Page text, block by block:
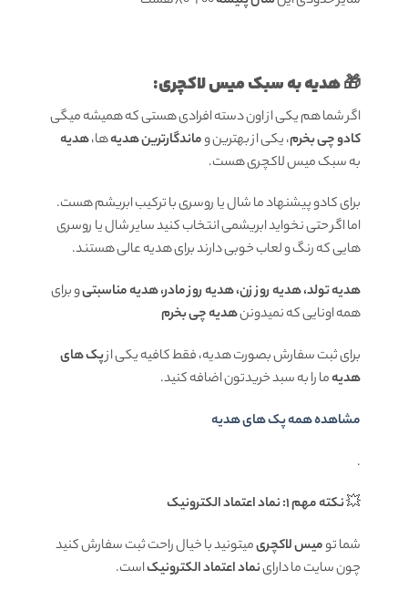
🎁 هدیه به سبک میس لاکچری:
اگر شما هم یکی از اون دسته افرادی هستی که همیشه میگی
کادو چی بخرم، یکی از بهترین وماندگارترین هدیهها،هدیه
به سبک میس لاکچری هست.
برای کادو پیشنهاد ما شال یا روسری با ترکیب ابریشم هست.
اما اگر حتی نخواید ابریشمی انتخاب کنید سایر شال یا روسری
هایی که رنگ و لعاب خوبی دارند برای هدیه عالی هستند.
هدیه تولد، هدیه روز زن، هدیه روز مادر، هدیه مناسبتیو برای
همه اونایی که نمیدوننهدیه چی بخرم
برای ثبت سفارش بصورت هدیه، فقط کافیه یکی ازپک های
هدیهما را به سبد خریدتون اضافه کنید.
مشاهده همه پک های هدیه
.
💥نکته مهم 1: نماد اعتماد الکترونیک
شما تومیس لاکچریمیتونید با خیال راحت ثبت سفارش کنید
چون سایت ما داراینماد اعتماد الکترونیکاست.